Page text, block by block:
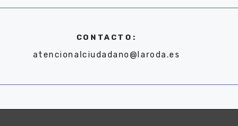
CONTACTO:
atencionalciudadano@laroda.es